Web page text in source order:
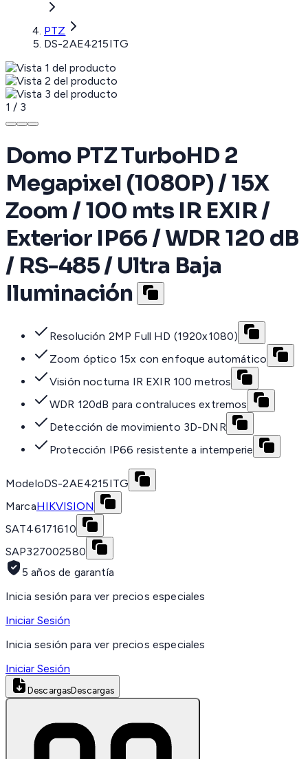
PTZ
DS-2AE4215ITG
1 / 3
Domo PTZ TurboHD 2
Megapixel (1080P) / 15X
Zoom / 100 mts IR EXIR /
Exterior IP66 / WDR 120 dB
/ RS-485 / Ultra Baja
Iluminación
Resolución 2MP Full HD (1920x1080)
Zoom óptico 15x con enfoque automático
Visión nocturna IR EXIR 100 metros
WDR 120dB para contraluces extremos
Detección de movimiento 3D-DNR
Protección IP66 resistente a intemperie
ModeloDS-2AE4215ITG
MarcaHIKVISION
SAT46171610
SAP327002580
5 años de garantía
Inicia sesión para ver precios especiales
Iniciar Sesión
Inicia sesión para ver precios especiales
Iniciar Sesión
DescargasDescargas